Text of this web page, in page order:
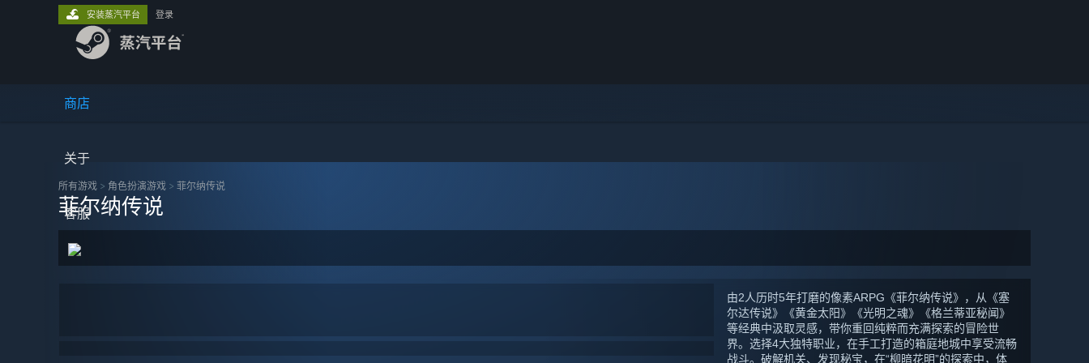
商店
关于
客服
安装蒸汽平台 登录
所有游戏 > 角色扮演‎游戏 > 菲尔纳传说
菲尔纳传说
由2人历时5年打磨的像素ARPG《菲尔纳传说》，从《塞
尔达传说》《黄金太阳》《光明之魂》《格兰蒂亚秘闻》
等经典中汲取灵感，带你重回纯粹而充满探索的冒险世
界。选择4大独特职业，在手工打造的箱庭地城中享受流畅
战斗。破解机关、发现秘宝，在“柳暗花明”的探索中，体